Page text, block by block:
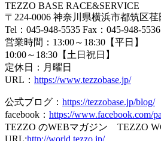
TEZZO BASE RACE&SERVICE
〒224-0006 神奈川県横浜市都筑区荏
Tel：045-948-5535 Fax：045-948-5536
営業時間：13:00～18:30【平日】
10:00～18:30【土日祝日】
定休日：月曜日
URL： https://www.tezzobase.jp/
公式ブログ： https://tezzobase.jp/blog/
facebook： https://www.facebook.com/
TEZZO のWEBマガジン TEZZO